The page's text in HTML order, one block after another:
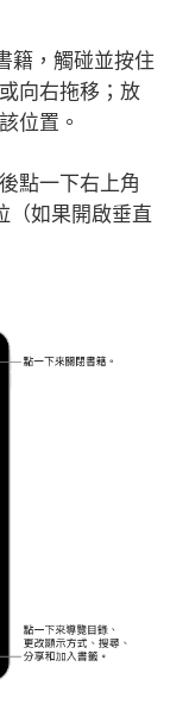
籍，觸碰並按住
向右拖移；放
位置。
點一下右上角
（如果開啟垂直